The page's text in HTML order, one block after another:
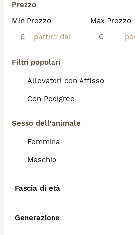
Prezzo
Min Prezzo
€
Max Prezzo
€
Filtri popolari
Allevatori con Affisso
Con Pedigree
Sesso dell'animale
Femmina
Maschio
Fascia di età
Generazione